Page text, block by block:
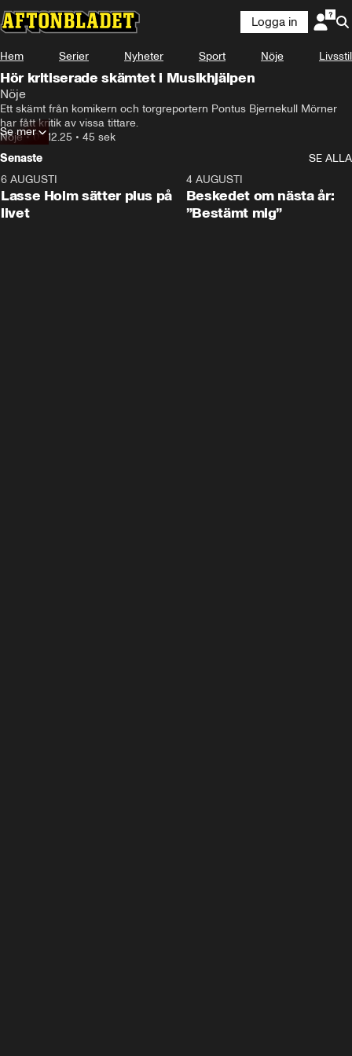
Logga in
Hem Serier Nyheter Sport Nöje Livsstil
Hör kritiserade skämtet i Musikhjälpen
Nöje
Ett skämt från komikern och torgreportern Pontus Bjernekull Mörner
har fått kritik av vissa tittare.
Nöje•03.12.25 • 45 sek
Se mer
Senaste
SE ALLA
6 AUGUSTI
Lasse Holm sätter plus på
livet
4 AUGUSTI
Beskedet om nästa år:
”Bestämt mig”